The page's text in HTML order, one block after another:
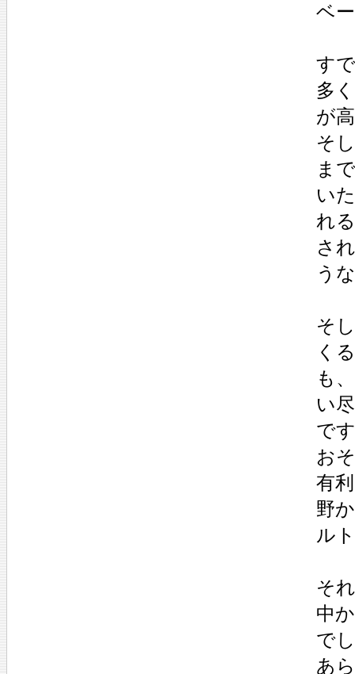
ベ
す
多
が
そ
ま
い
れ
さ
う
そ
く
も
い
で
お
有
野
ル
そ
中
で
あ